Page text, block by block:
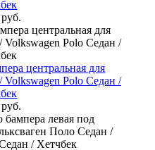
центральная для
Polo Седан /